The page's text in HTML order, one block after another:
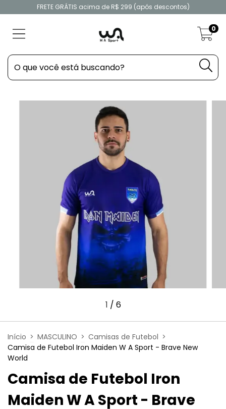
FRETE GRÁTIS acima de R$ 299 (após descontos)
0
1 / 6
Início > MASCULINO > Camisas de Futebol >
Camisa de Futebol Iron Maiden W A Sport - Brave New
World
Camisa de Futebol Iron
Maiden W A Sport - Brave